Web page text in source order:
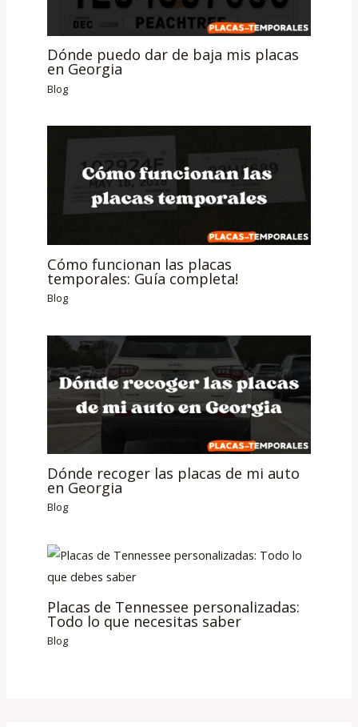
Dónde puedo dar de baja mis placas
en Georgia
Blog
Cómo funcionan las placas
temporales: Guía completa!
Blog
Dónde recoger las placas de mi auto
en Georgia
Blog
Placas de Tennessee personalizadas:
Todo lo que necesitas saber
Blog